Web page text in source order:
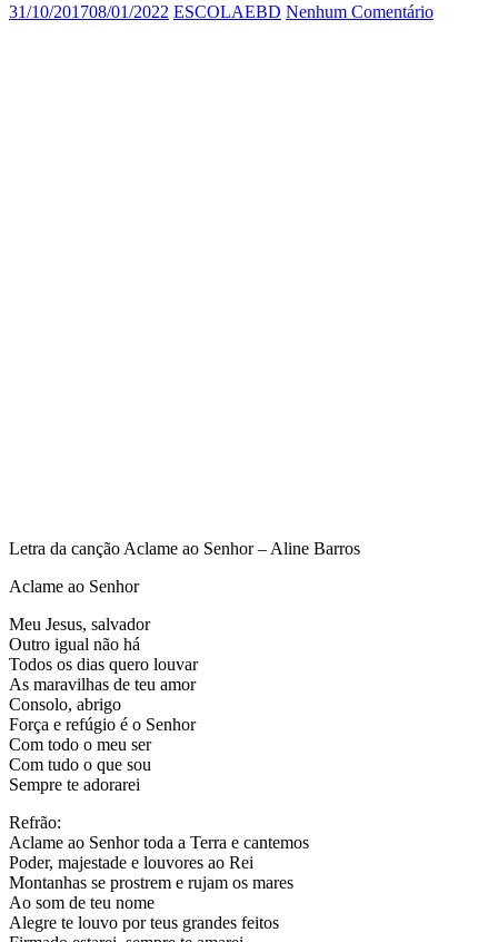
31/10/201708/01/2022 ESCOLAEBD Nenhum Comentário
Letra da canção Aclame ao Senhor – Aline Barros
Aclame ao Senhor
Meu Jesus, salvador
Outro igual não há
Todos os dias quero louvar
As maravilhas de teu amor
Consolo, abrigo
Força e refúgio é o Senhor
Com todo o meu ser
Com tudo o que sou
Sempre te adorarei
Refrão:
Aclame ao Senhor toda a Terra e cantemos
Poder, majestade e louvores ao Rei
Montanhas se prostrem e rujam os mares
Ao som de teu nome
Alegre te louvo por teus grandes feitos